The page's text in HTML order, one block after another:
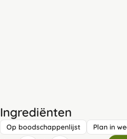
Ingrediënten
Op boodschappenlijst Plan in